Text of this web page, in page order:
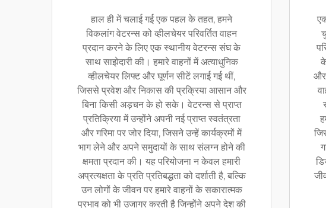
हाल ही में चलाई गई एक पहल के तहत, हमने
विकलांग वेटरन्स को व्हीलचेयर परिवर्तित वाहन
प्रदान करने के लिए एक स्थानीय वेटरन्स संघ के
साथ साझेदारी की। हमारे वाहनों में अत्याधुनिक
व्हीलचेयर लिफ्ट और घूर्णन सीटें लगाई गई थीं,
जिससे प्रवेश और निकास की प्रक्रिया आसान और
बिना किसी अड़चन के हो सके। वेटरन्स से प्राप्त
प्रतिक्रिया में उन्होंने अपनी नई प्राप्त स्वतंत्रता
और गरिमा पर जोर दिया, जिसने उन्हें कार्यक्रमों में
भाग लेने और अपने समुदायों के साथ संलग्न होने की
क्षमता प्रदान की। यह परियोजना न केवल हमारी
अप्रत्यक्षता के प्रति प्रतिबद्धता को दर्शाती है, बल्कि
उन लोगों के जीवन पर हमारे वाहनों के सकारात्मक
प्रभाव को भी उजागर करती है जिन्होंने अपने देश की
और